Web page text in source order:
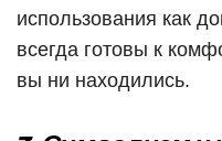
использования как
всегда готовы к
вы ни находились.